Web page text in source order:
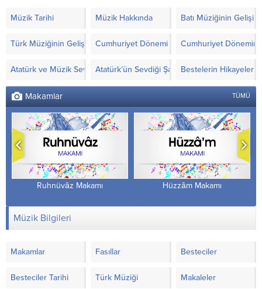
Müzik Tarihi Müzik Hakkında Batı Müziğinin Gelişimi
Türk Müziğinin Gelişimi Cumhuriyet Dönemi Türk Müziği’nde
Cumhuriyet
Atatürk ve Müzik SevgisiAtatürk’ün Sevdiği Şarkılar ve Notaları
Bestelerin Hikayeleri
Makamlar TÜMÜ
Ruhnüvâz Makamı Hüzzâm Makamı
Müzik Bilgileri
Makamlar Fasıllar Besteciler
Besteciler Tarihi Türk Müziği Makaleler